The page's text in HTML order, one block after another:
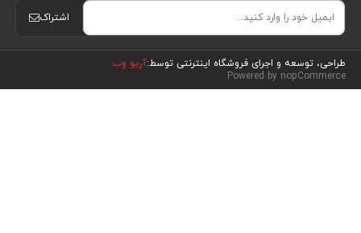
مشاهده محصولات(15)
اشتراک
طراحی، توسعه و اجرای فروشگاه اینترنتی توسط:آریو وب
Powered by nopCommerce